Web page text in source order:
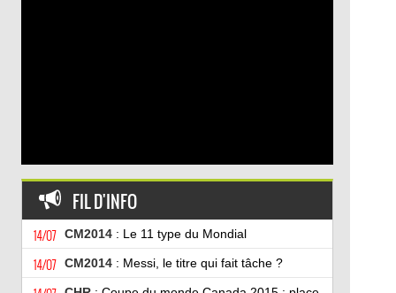
FIL D'INFO
14/07 CM2014: Le 11 type du Mondial
14/07 CM2014: Messi, le titre qui fait tâche ?